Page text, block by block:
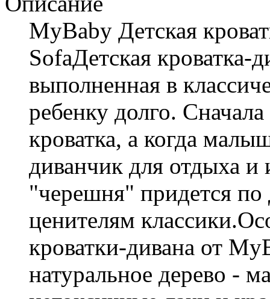
MyBaby Детская
SofaДетская кроватка-
выполненная в
ребенку долго.
кроватка, а когда
диванчик для отдыха
"черешня" придется
ценителям
кроватки-дивана от
натуральное дерево -